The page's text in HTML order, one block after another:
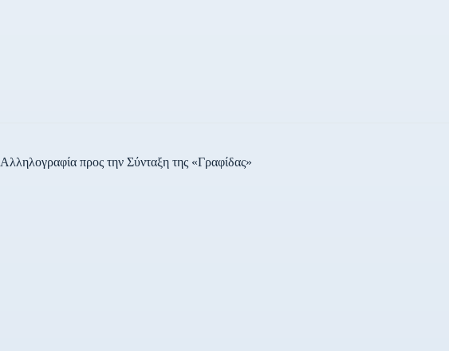
Αλληλογραφία προς την Σύνταξη της «Γραφίδας»